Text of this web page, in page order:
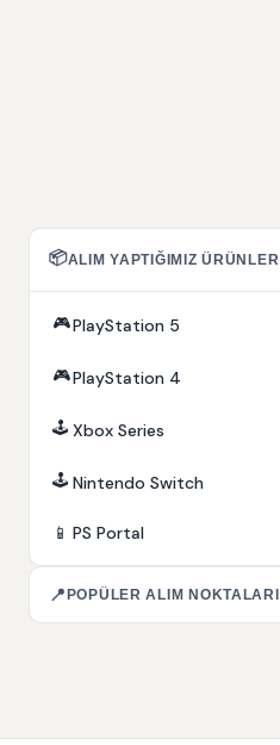
📦ALIM YAPTIĞIMIZ ÜRÜNLER
🎮PlayStation 5
🎮PlayStation 4
🕹️ Xbox Series
🕹️ Nintendo Switch
📱 PS Portal
📍 POPÜLER ALIM NOKTALARI